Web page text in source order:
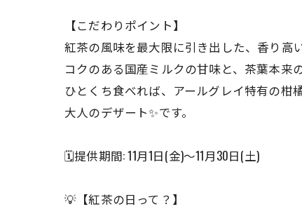
【こだわりポイント】
紅茶の風味を最大限に引き出した、香り高
コクのある国産ミルクの甘味と、茶葉本来
ひとくち食べれば、アールグレイ特有の柑
大人のデザート✨です。
🗓️提供期間: 11月1日(金)〜11月30日(土)
💡【紅茶の日って？】